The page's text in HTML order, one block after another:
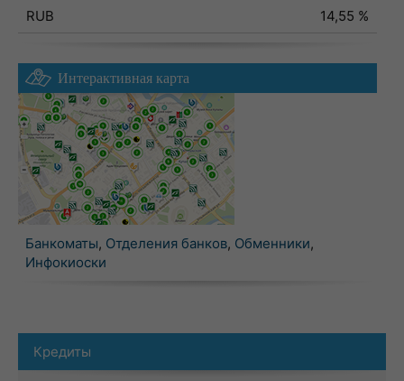
RUB
14,55 %
Интерактивная карта
Банкоматы, Отделения банков, Обменники,
Инфокиоски
Кредиты